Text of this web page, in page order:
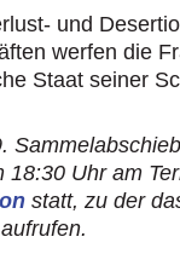
und
werfen die
Staat seiner
18:30 Uhr am
statt, zu der